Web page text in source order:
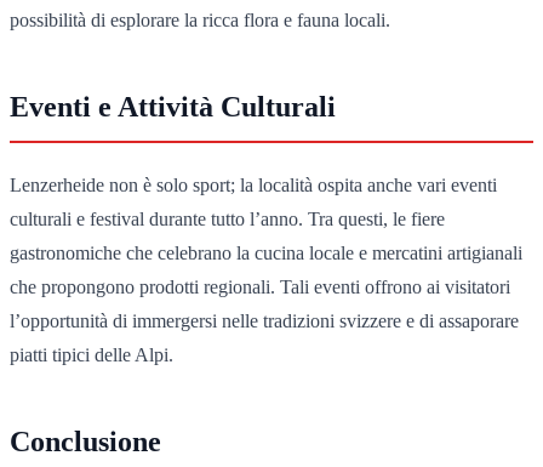
possibilità di esplorare la ricca flora e fauna locali.
Eventi e Attività Culturali
Lenzerheide non è solo sport; la località ospita anche vari eventi
culturali e festival durante tutto l’anno. Tra questi, le fiere
gastronomiche che celebrano la cucina locale e mercatini artigianali
che propongono prodotti regionali. Tali eventi offrono ai visitatori
l’opportunità di immergersi nelle tradizioni svizzere e di assaporare
piatti tipici delle Alpi.
Conclusione